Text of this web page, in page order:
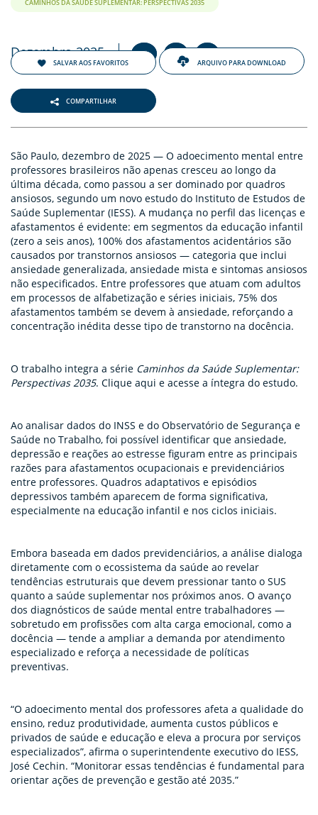
CAMINHOS DA SAÚDE SUPLEMENTAR: PERSPECTIVAS 2035
Dezembro 2025 +A
SALVAR AOS FAVORITOS
ARQUIVO PARA DOWNLOAD
COMPARTILHAR
São Paulo, dezembro de 2025 — O adoecimento mental entre
professores brasileiros não apenas cresceu ao longo da
última década, como passou a ser dominado por quadros
ansiosos, segundo um novo estudo do Instituto de Estudos de
Saúde Suplementar (IESS). A mudança no perfil das licenças e
afastamentos é evidente: em segmentos da educação infantil
(zero a seis anos), 100% dos afastamentos acidentários são
causados por transtornos ansiosos — categoria que inclui
ansiedade generalizada, ansiedade mista e sintomas ansiosos
não especificados. Entre professores que atuam com adultos
em processos de alfabetização e séries iniciais, 75% dos
afastamentos também se devem à ansiedade, reforçando a
concentração inédita desse tipo de transtorno na docência.
O trabalho integra a série Caminhos da Saúde Suplementar:
Perspectivas 2035. Clique aqui e acesse a íntegra do estudo.
Ao analisar dados do INSS e do Observatório de Segurança e
Saúde no Trabalho, foi possível identificar que ansiedade,
depressão e reações ao estresse figuram entre as principais
razões para afastamentos ocupacionais e previdenciários
entre professores. Quadros adaptativos e episódios
depressivos também aparecem de forma significativa,
especialmente na educação infantil e nos ciclos iniciais.
Embora baseada em dados previdenciários, a análise dialoga
diretamente com o ecossistema da saúde ao revelar
tendências estruturais que devem pressionar tanto o SUS
quanto a saúde suplementar nos próximos anos. O avanço
dos diagnósticos de saúde mental entre trabalhadores —
sobretudo em profissões com alta carga emocional, como a
docência — tende a ampliar a demanda por atendimento
especializado e reforça a necessidade de políticas
preventivas.
“O adoecimento mental dos professores afeta a qualidade do
ensino, reduz produtividade, aumenta custos públicos e
privados de saúde e educação e eleva a procura por serviços
especializados”, afirma o superintendente executivo do IESS,
José Cechin. “Monitorar essas tendências é fundamental para
orientar ações de prevenção e gestão até 2035.”